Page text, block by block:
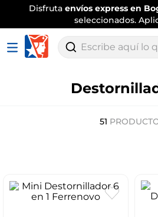
Disfruta envíos express en
seleccionados.
Escribe aquí lo que
51